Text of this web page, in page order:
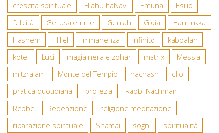
crescita spirituale
Eliahu haNavi Emuna
Esilio
felicità
Gerusalemme Geulah Gioia
Hannukka
Hashem
Hillel Immanenza Infinito
kabbalah
kotel
Luci magia nera e zohar matrix
Messia
mitzraiam
Monte del Tempio nachash
olio
pratica quotidiana
profezia
Rabbi Nachman
Rebbe
Redenzione
religione meditazione
riparazione spirituale
Shamai sogni
spiritualità